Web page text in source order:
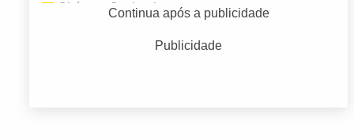
Chácara Cachoeira(29)
Continua após a publicidade
Publicidade